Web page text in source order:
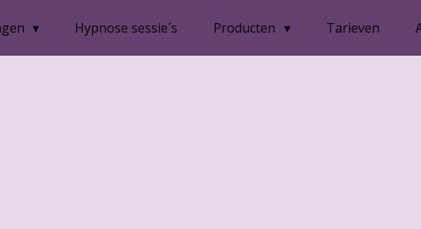
Hypnose sessie´s Producten Tarieven